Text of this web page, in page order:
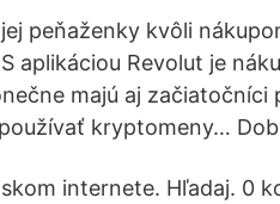
peňaženky kvôli
aplikáciou Revolut je
majú aj
kryptomeny…
internete. Hľadaj. 0